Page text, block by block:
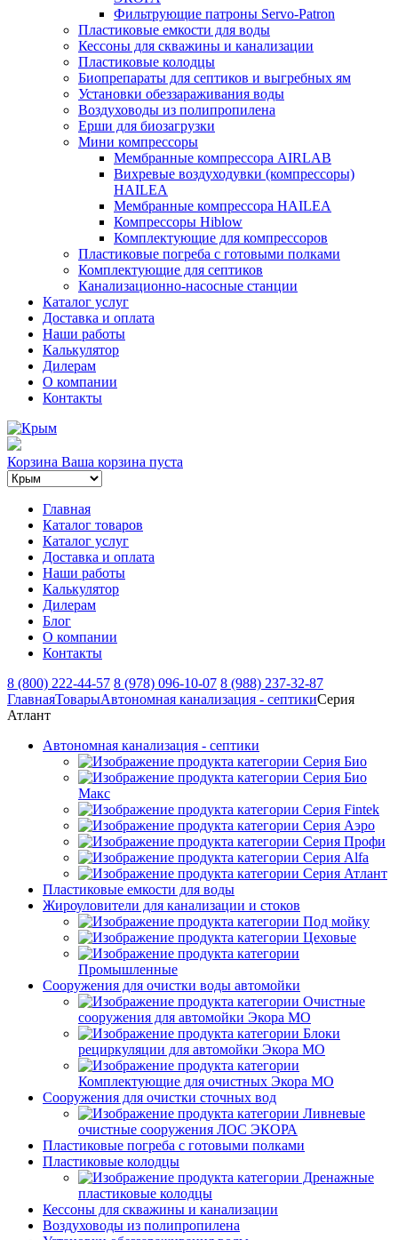
Фильтрующие патроны Servo-Patron
Пластиковые емкости для воды
Кессоны для скважины и канализации
Пластиковые колодцы
Биопрепараты для септиков и выгребных ям
Установки обеззараживания воды
Воздуховоды из полипропилена
Ерши для биозагрузки
Мини компрессоры
Мембранные компрессора AIRLAB
Вихревые воздуходувки (компрессоры)
HAILEA
Мембранные компрессора HAILEA
Компрессоры Hiblow
Комплектующие для компрессоров
Пластиковые погреба с готовыми полками
Комплектующие для септиков
Канализационно-насосные станции
Каталог услуг
Доставка и оплата
Наши работы
Калькулятор
Дилерам
О компании
Контакты
Корзина Ваша корзина пуста
Главная
Каталог товаров
Каталог услуг
Доставка и оплата
Наши работы
Калькулятор
Дилерам
Блог
О компании
Контакты
8 (800) 222-44-57 8 (978) 096-10-07 8 (988) 237-32-87
ГлавнаяТоварыАвтономная канализация - септикиСерия
Атлант
Автономная канализация - септики
Серия Био
Серия Био
Макс
Серия Fintek
Серия Аэро
Серия Профи
Серия Alfa
Серия Атлант
Пластиковые емкости для воды
Жироуловители для канализации и стоков
Под мойку
Цеховые
Промышленные
Сооружения для очистки воды автомойки
Очистные
сооружения для автомойки Экора МО
Блоки
рециркуляции для автомойки Экора МО
Комплектующие для очистных Экора МО
Сооружения для очистки сточных вод
Ливневые
очистные сооружения ЛОС ЭКОРА
Пластиковые погреба с готовыми полками
Пластиковые колодцы
Дренажные
пластиковые колодцы
Кессоны для скважины и канализации
Воздуховоды из полипропилена